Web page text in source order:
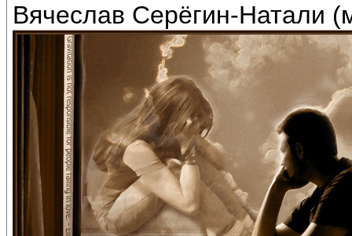
Вячеслав Серёгин-Натали